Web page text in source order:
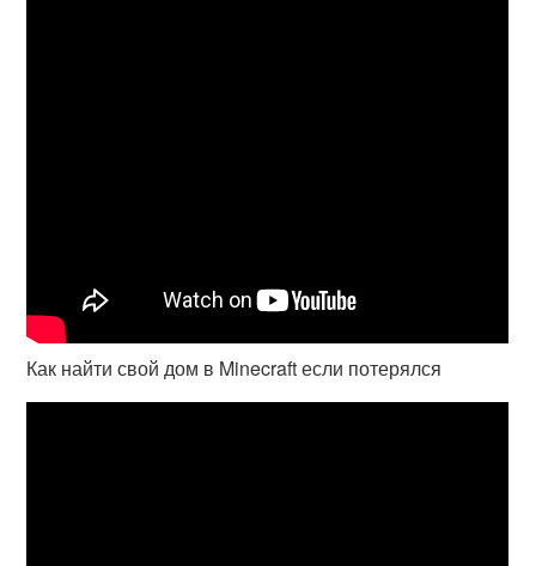
Как найти свой дом в Minecraft если потерялся